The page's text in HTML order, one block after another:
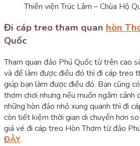
Thiền viện Trúc Lâm – Chùa Hộ
Đi cáp treo tham quan hòn
Quốc
Tham quan đảo Phú Quốc từ trên cao
và để làm được điều đó thì đi cáp treo
giúp bạn làm được điều đó. Bạn cũng
thơm chơi nhưng nếu muốn ngắm cảnh
những hòn đảo nhỏ xung quanh thì đi
còn tiết kiệm thời gian di chuyển hơn
giá vé đi cáp treo Hòn Thơm từ đảo
ĐÂY.